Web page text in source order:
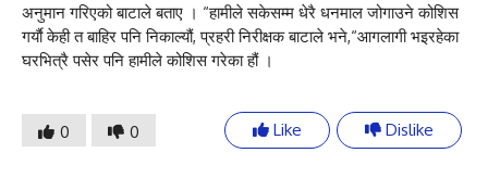
अनुमान गरिएको बाटाले बताए । “हामीले सकेसम्म धेरै धनमाल जोगाउने कोशिस
गर्याै केही त बाहिर पनि निकाल्यौं, प्रहरी निरीक्षक बाटाले भने,“आगलागी भइरहेका
घरभित्रै पसेर पनि हामीले कोशिस गरेका हौं ।
0 0 Like Dislike